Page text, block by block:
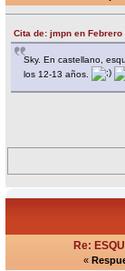
Cita de: jmpn en
Sky. En castellano,
los 12-13 años.
Re:
«